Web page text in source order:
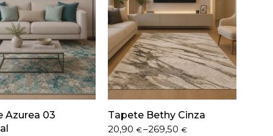
Azurea 03
Tapete Bethy Cinza
20,90 €–269,50€
Price